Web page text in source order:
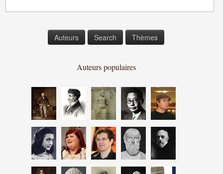
Auteurs Search Thèmes
Auteurs populaires